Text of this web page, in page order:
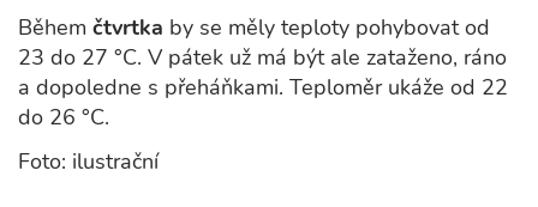
Během čtvrtka by se měly teploty pohybovat od
23 do 27 °C. V pátek už má být ale zataženo, ráno
a dopoledne s přeháňkami. Teploměr ukáže od 22
do 26 °C.
Foto: ilustrační